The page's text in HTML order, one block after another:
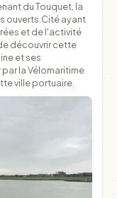
du Touquet, la
ouverts.Cité ayant
et de l'activité
découvrir cette
et ses
la Vélomaritime
ville portuaire.